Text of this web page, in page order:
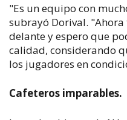
"Es un equipo con
subrayó Dorival.
delante y espero que
calidad, considerando
los jugadores en
Cafeteros imparables.